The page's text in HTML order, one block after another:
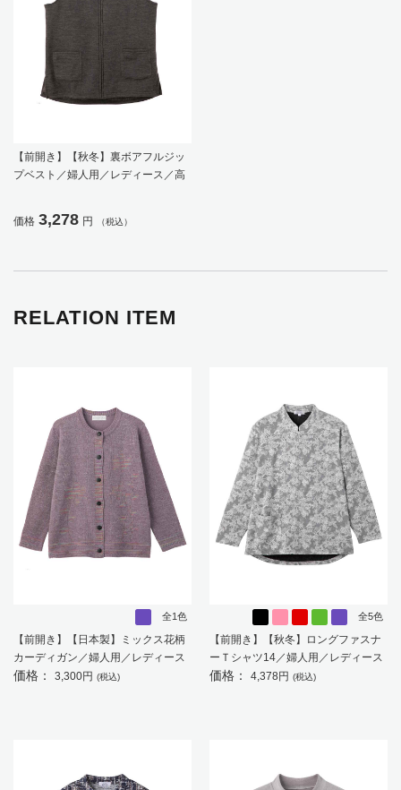
【前開き】【秋冬】裏ボアフルジッ
プベスト／婦人用／レディース／高
たり／シンプル／ギフト／プレゼン
価格 3,278 円 （税込）
RELATION ITEM
全1色
【前開き】【日本製】ミックス花柄
カーディガン／婦人用／レディース
／高齢者／シニア／名前記入欄付／
価格： 3,300円 (税込)
全5色
【前開き】【秋冬】ロングファスナ
ーＴシャツ14／婦人用／レディース
／高齢者／シニア／後ろ長め／ゆっ
価格： 4,378円 (税込)